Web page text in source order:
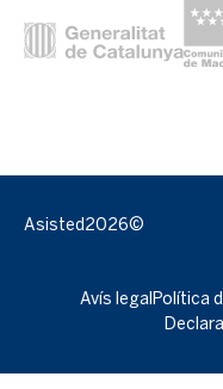
Asisted2026©
Avís legal Política